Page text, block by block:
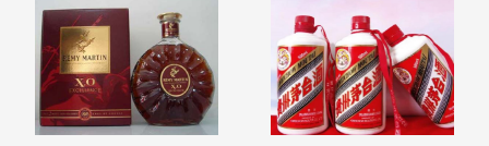
虫草.同仁堂冬虫夏草.燕窝.海参.人参.回收鹿茸等礼品！